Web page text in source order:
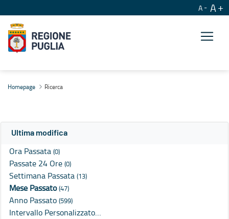
A A
Homepage Ricerca
Ultima modifica
Ora Passata (0)
Passate 24 Ore (0)
Settimana Passata (13)
Mese Passato(47)
Anno Passato (599)
Intervallo Personalizzato…